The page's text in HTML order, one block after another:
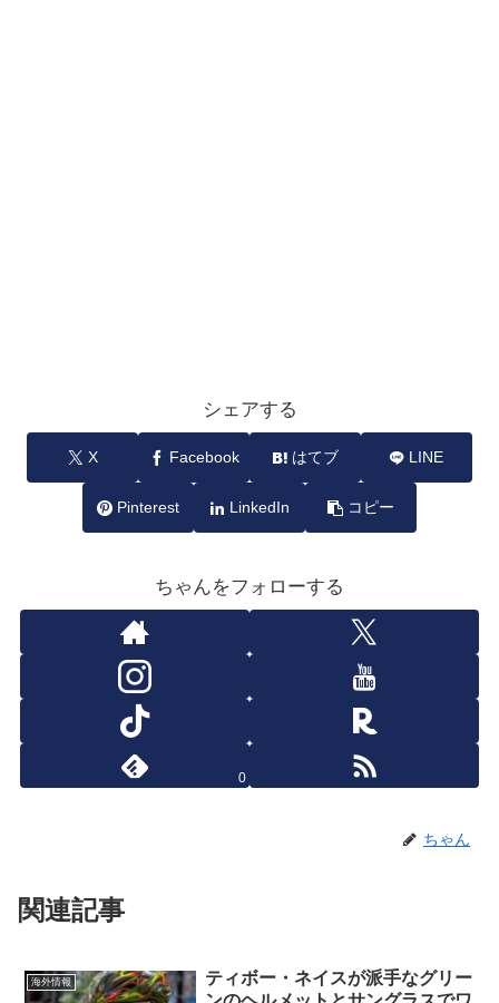
シェアする
X Facebook はてブ LINE
Pinterest LinkedIn コピー
ちゃんをフォローする
0
ちゃん
関連記事
海外情報
ティボー・ネイスが派手なグリー